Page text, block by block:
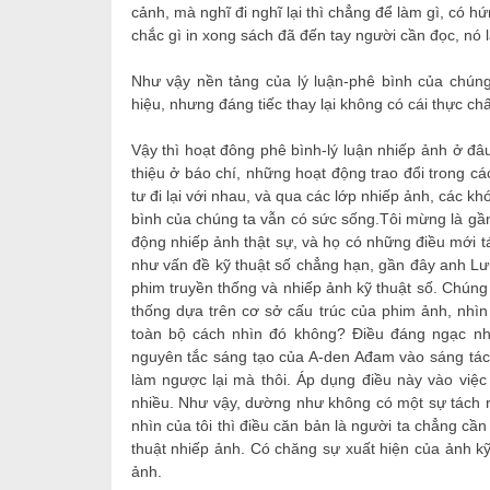
cảnh, mà nghĩ đi nghĩ lại thì chẳng để làm gì, có
chắc gì in xong sách đã đến tay người cần đọc,
Như vậy nền tảng của lý luận-phê bình của
hiệu, nhưng đáng tiếc thay lại không có cái thực
Vậy thì hoạt đông phê bình-lý luận nhiếp ảnh ở
thiệu ở báo chí, những hoạt động trao đổi trong
tư đi lại với nhau, và qua các lớp nhiếp ảnh, các
bình của chúng ta vẫn có sức sống.Tôi mừng là
động nhiếp ảnh thật sự, và họ có những điều mới
như vấn đề kỹ thuật số chẳng hạn, gần đây anh
phim truyền thống và nhiếp ảnh kỹ thuật số.
thống dựa trên cơ sở cấu trúc của phim ảnh,
toàn bộ cách nhìn đó không? Điều đáng ngạc
nguyên tắc sáng tạo của A-den Ađam vào sáng
làm ngược lại mà thôi. Áp dụng điều này vào
nhiều. Như vậy, dường như không có một sự
nhìn của tôi thì điều căn bản là người ta chẳng
thuật nhiếp ảnh. Có chăng sự xuất hiện của ảnh
ảnh.